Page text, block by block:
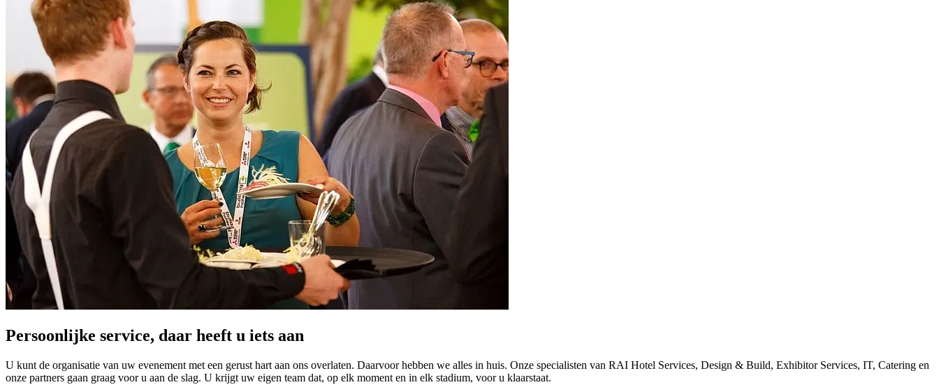
Persoonlijke service, daar heeft u iets aan
U kunt de organisatie van uw evenement met een gerust hart aan ons overlaten. Daarvoor hebben we alles in huis. Onze specialisten van RAI Hotel Services, Design & Build, Exhibitor Services, IT, Catering en
onze partners gaan graag voor u aan de slag. U krijgt uw eigen team dat, op elk moment en in elk stadium, voor u klaarstaat.